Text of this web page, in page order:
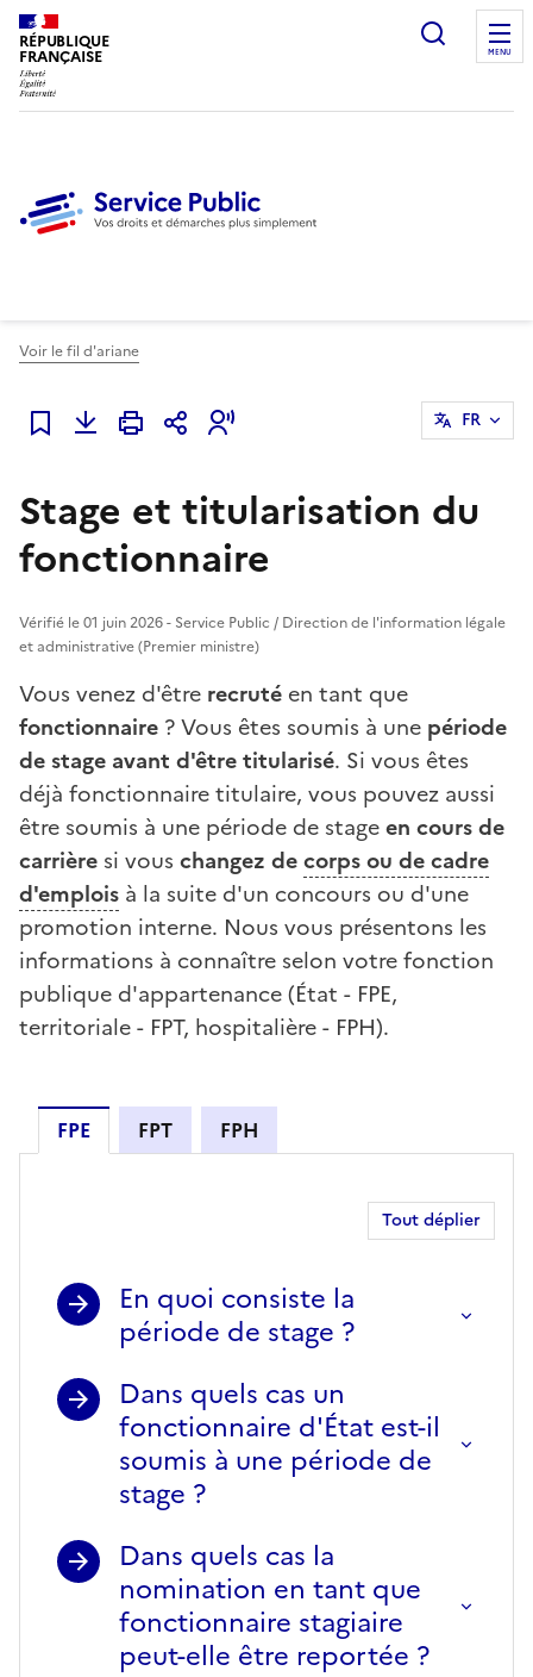
RÉPUBLIQUE
FRANÇAISE
Ouvrir
MENU
Voir le fil d'ariane
Ajouter à mes favoris
FR
Stage et titularisation du
fonctionnaire
Vérifié le 01 juin 2026 - Service Public / Direction de l'information légale
et administrative (Premier ministre)
Vous venez d'être recruté en tant que
fonctionnaire ? Vous êtes soumis à une période
de stage avant d'être titularisé. Si vous êtes
déjà fonctionnaire titulaire, vous pouvez aussi
être soumis à une période de stageen cours de
carrière si vous changez decorps ou de cadre
d'emplois à la suite d'un concours ou d'une
promotion interne. Nous vous présentons les
informations à connaître selon votre fonction
publique d'appartenance (État - FPE,
territoriale - FPT, hospitalière - FPH).
FPE FPT FPH
Tout déplier
En quoi consiste la
période de stage ?
Dans quels cas un
fonctionnaire d'État est-il
soumis à une période de
stage ?
Dans quels cas la
nomination en tant que
fonctionnaire stagiaire
peut-elle être reportée ?